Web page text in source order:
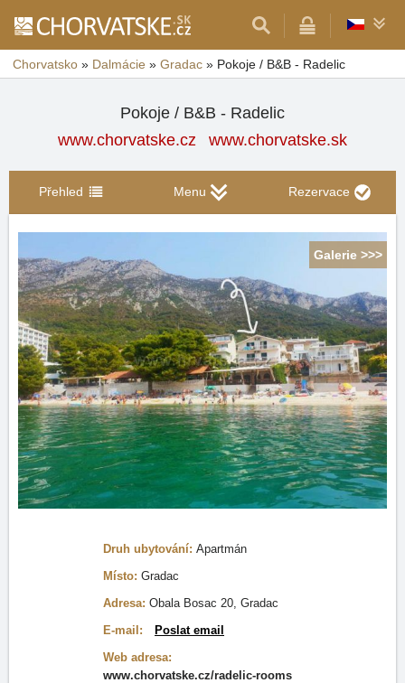
Chorvatsko » Dalmácie » Gradac » Pokoje / B&B - Radelic
Pokoje / B&B - Radelic
www.chorvatske.cz
www.chorvatske.sk
Přehled Menu Rezervace
Galerie >>>
Druh ubytování: Apartmán
Místo: Gradac
Adresa: Obala Bosac 20, Gradac
E-mail:
Poslat email
Web adresa:
www.chorvatske.cz/radelic-rooms